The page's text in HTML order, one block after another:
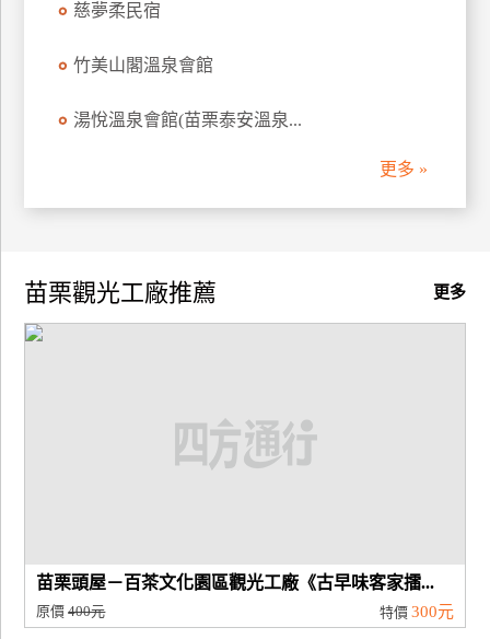
商
合
作
商
品
宣
慈夢柔民宿
竹美山閣溫泉會館
湯悅溫泉會館(苗栗泰安溫泉...
更多 »
更多
苗栗觀光工廠推薦
苗栗頭屋－百茶文化園區觀光工廠《古早味客家擂...
原價400元 特價 300元